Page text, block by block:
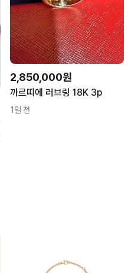
2,850,000원
까르띠에 러브링 18K 3p
1일 전